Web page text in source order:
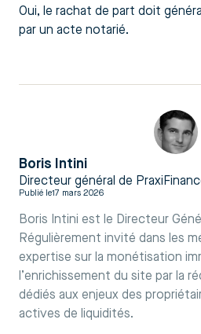
Oui, le rachat de part doit
par un acte notarié.
Boris Intini
Directeur général de
Publié le17 mars 2026
Boris Intini est le Directeur
Régulièrement invité dans les
expertise sur la monétisation
l’enrichissement du site par la
dédiés aux enjeux des
actives de liquidités.